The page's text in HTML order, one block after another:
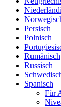
Persisch
Polnisch
Rumänisch
Russisch
Spanisch
Für